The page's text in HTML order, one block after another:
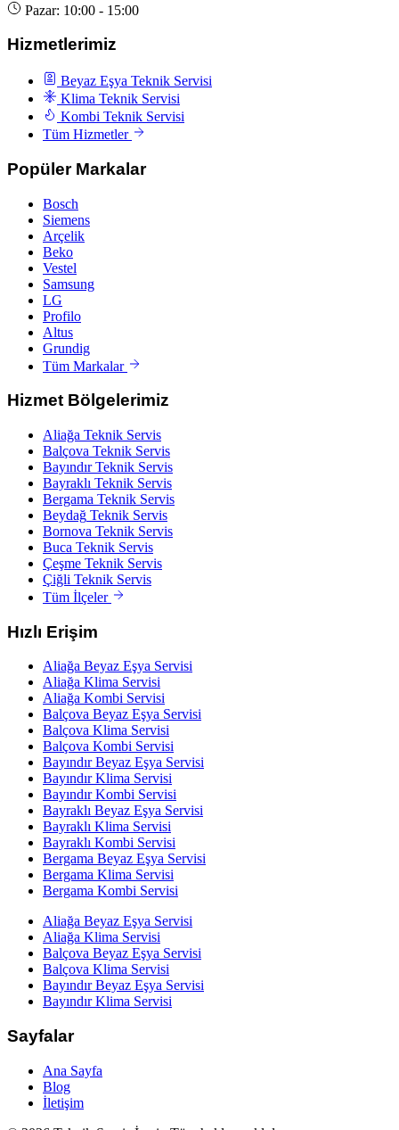
Pazar: 10:00 - 15:00
Hizmetlerimiz
Beyaz Eşya Teknik Servisi
Klima Teknik Servisi
Kombi Teknik Servisi
Tüm Hizmetler
Popüler Markalar
Bosch
Siemens
Arçelik
Beko
Vestel
Samsung
LG
Profilo
Altus
Grundig
Tüm Markalar
Hizmet Bölgelerimiz
Aliağa Teknik Servis
Balçova Teknik Servis
BayındırTeknik Servis
Bayraklı Teknik Servis
Bergama Teknik Servis
Beydağ Teknik Servis
Bornova Teknik Servis
Buca Teknik Servis
Çeşme Teknik Servis
Çiğli Teknik Servis
Tüm İlçeler
Hızlı Erişim
Aliağa Beyaz Eşya Servisi
Aliağa Klima Servisi
Aliağa Kombi Servisi
Balçova Beyaz Eşya Servisi
Balçova Klima Servisi
Balçova Kombi Servisi
Bayındır Beyaz Eşya Servisi
Bayındır Klima Servisi
Bayındır Kombi Servisi
Bayraklı Beyaz Eşya Servisi
Bayraklı Klima Servisi
Bayraklı Kombi Servisi
Bergama Beyaz Eşya Servisi
Bergama Klima Servisi
Bergama Kombi Servisi
Aliağa Beyaz Eşya Servisi
Aliağa Klima Servisi
Balçova Beyaz Eşya Servisi
Balçova Klima Servisi
Bayındır Beyaz Eşya Servisi
Bayındır Klima Servisi
Sayfalar
Ana Sayfa
Blog
İletişim